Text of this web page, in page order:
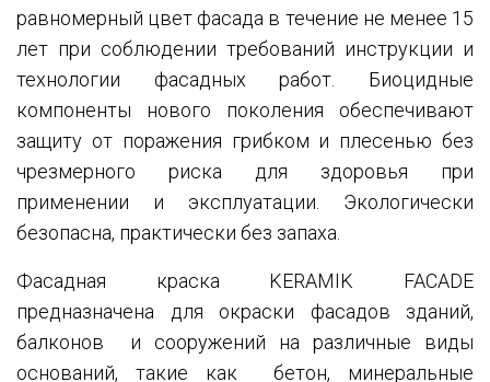
равномерный цвет фасада в течение не менее 15
лет при соблюдении требований инструкции и
технологии фасадных работ. Биоцидные
компоненты нового поколения обеспечивают
защиту от поражения грибком и плесенью без
чрезмерного риска для здоровья при
применении и эксплуатации. Экологически
безопасна, практически без запаха.
Фасадная краска KERAMIK FACADE
предназначена для окраски фасадов зданий,
балконов и сооружений на различные виды
оснований, такие как бетон, минеральные